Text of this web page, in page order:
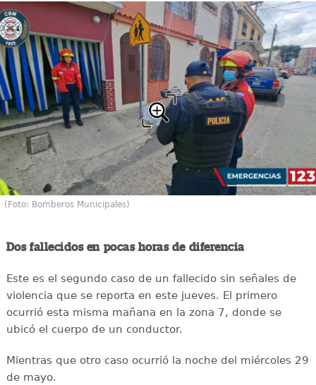
(Foto: Bomberos Municipales)
Dos fallecidos en pocas horas de diferencia
Este es el segundo caso de un fallecido sin señales de
violencia que se reporta en este jueves. El primero
ocurrió esta misma mañana en la zona 7, donde se
ubicó el cuerpo de un conductor.
Mientras que otro caso ocurrió la noche del miércoles 29
de mayo.